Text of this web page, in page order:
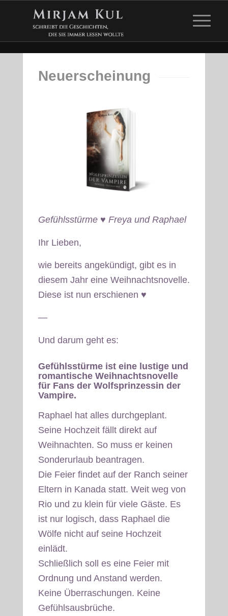
Neuerscheinung
Gefühlsstürme ♥ Freya und Raphael
Ihr Lieben,
wie bereits angekündigt, gibt es in
diesem Jahr eine Weihnachtsnovelle.
Diese ist nun erschienen ♥
—
Und darum geht es:
Gefühlsstürmeist eine lustige und
romantische Weihnachtsnovelle
für Fans der Wolfsprinzessin der
Vampire.
Raphael hat alles durchgeplant.
Seine Hochzeit fällt direkt auf
Weihnachten. So muss er keinen
Sonderurlaub beantragen.
Die Feier findet auf der Ranch seiner
Eltern in Kanada statt. Weit weg von
Rio und zu klein für viele Gäste. Es
ist nur logisch, dass Raphael die
Wölfe nicht auf seine Hochzeit
einlädt.
Schließlich soll es eine Feier mit
Ordnung und Anstand werden.
Keine Überraschungen. Keine
Gefühlsausbrüche.